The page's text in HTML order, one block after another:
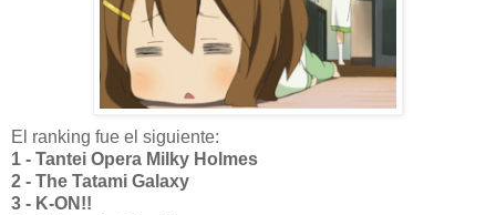
El ranking fue el siguiente:
1 - Tantei Opera Milky Holmes
2 - The Tatami Galaxy
3 - K-ON!!